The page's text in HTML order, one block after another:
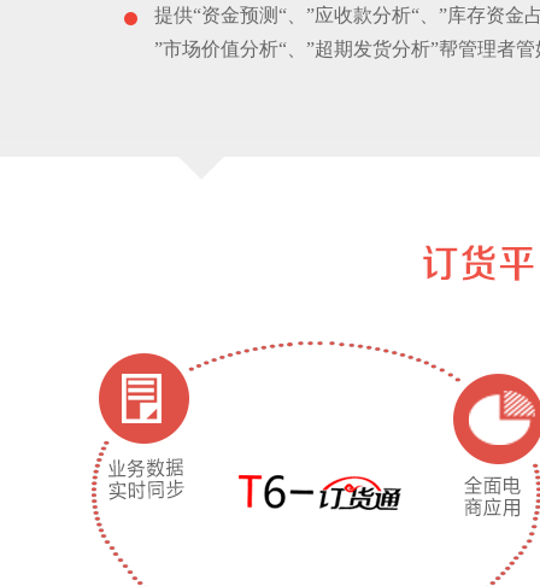
提供“资金预测“、”应收款分析“、”库存资金
”市场价值分析“、”超期发货分析”帮管理者